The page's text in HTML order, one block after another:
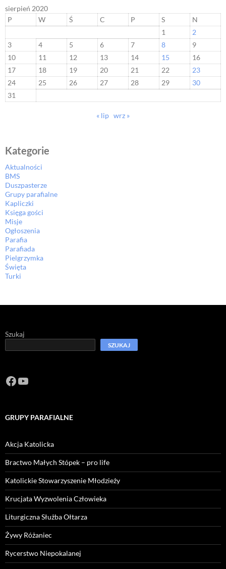
sierpień 2020
P
W Ś C P S
N
1
2
3
4 5 6 7 8
9
10
11 12 13 14 15
16
17
18 19 20 21 22
23
24
25 26 27 28 29
30
31
« lip wrz »
Kategorie
Aktualności
BMS
Duszpasterze
Grupy parafialne
Kapliczki
Księga gości
Misje
Ogłoszenia
Parafia
Parafiada
Pielgrzymka
Święta
Turki
Szukaj
SZUKAJ
Facebook
https://www.youtube.com/channel/
GRUPY PARAFIALNE
Akcja Katolicka
Bractwo Małych Stópek – pro life
Katolickie Stowarzyszenie Młodzieży
Krucjata Wyzwolenia Człowieka
Liturgiczna Służba Ołtarza
Żywy Różaniec
Rycerstwo Niepokalanej